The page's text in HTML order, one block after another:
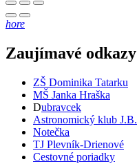
hore
Zaujímavé odkazy
ZŠ Dominika Tatarku
MŠ Janka Hraška
Dubravcek
Astronomický klub J.B.
Notečka
TJ Plevník-Drienové
Cestovné poriadky